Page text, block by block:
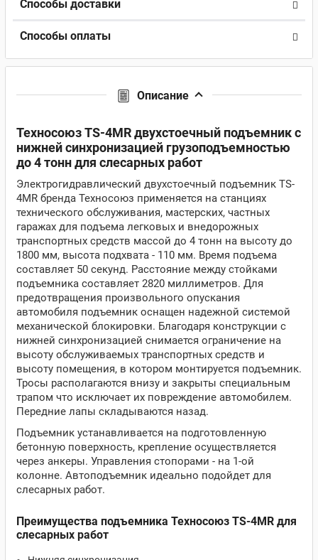
Способы доставки
Способы оплаты
Описание
Техносоюз TS-4MR двухстоечный подъемник с
нижней синхронизацией грузоподъемностью
до 4 тонн для слесарных работ
Электрогидравлический двухстоечный подъемник TS-
4MR бренда Техносоюз применяется на станциях
технического обслуживания, мастерских, частных
гаражах для подъема легковых и внедорожных
транспортных средств массой до 4 тонн на высоту до
1800 мм, высота подхвата - 110 мм. Время подъема
составляет 50 секунд. Расстояние между стойками
подъемника составляет 2820 миллиметров. Для
предотвращения произвольного опускания
автомобиля подъемник оснащен надежной системой
механической блокировки. Благодаря конструкции с
нижней синхронизацией снимается ограничение на
высоту обслуживаемых транспортных средств и
высоту помещения, в котором монтируется подъемник.
Тросы располагаются внизу и закрыты специальным
трапом что исключает их повреждение автомобилем.
Передние лапы складываются назад.
Подъемник устанавливается на подготовленную
бетонную поверхность, крепление осуществляется
через анкеры. Управления стопорами - на 1-ой
колонне. Автоподъемник идеально подойдет для
слесарных работ.
Преимущества подъемника Техносоюз TS-4MR для
слесарных работ